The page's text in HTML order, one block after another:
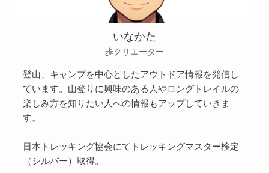
いなかた
歩クリエーター
登山、キャンプを中心としたアウトドア情報を発信し
ています。山登りに興味のある人やロングトレイルの
楽しみ方を知りたい人への情報もアップしていきま
す。
日本トレッキング協会にてトレッキングマスター検定
（シルバー）取得。